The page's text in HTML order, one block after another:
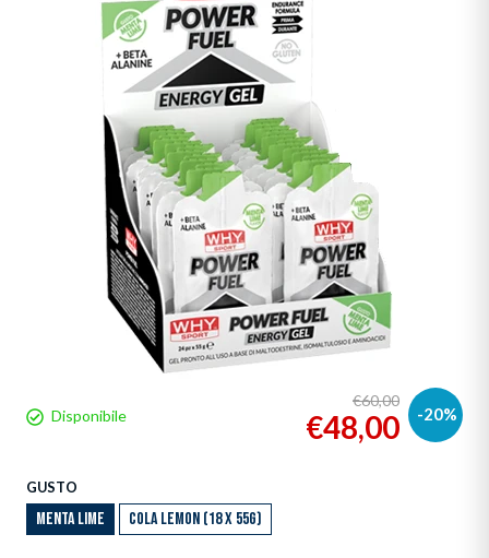
Disponibile -20%
€60,00
€48,00
GUSTO
MENTA LIME COLA LEMON (18 X 55G)